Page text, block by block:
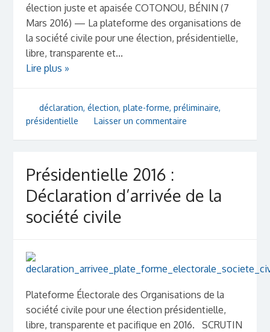
élection juste et apaisée COTONOU, BÉNIN (7
Mars 2016) — La plateforme des organisations de
la société civile pour une élection, présidentielle,
libre, transparente et...
Lire plus »
déclaration, élection, plate-forme, préliminaire,
présidentielle
Laisser un commentaire
Présidentielle 2016 :
Déclaration d’arrivée de la
société civile
Plateforme Électorale des Organisations de la
société civile pour une élection présidentielle,
libre, transparente et pacifique en 2016. SCRUTIN